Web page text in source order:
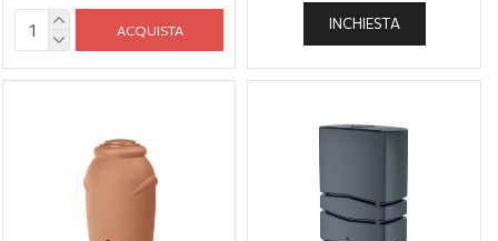
ACQUISTA INCHIESTA